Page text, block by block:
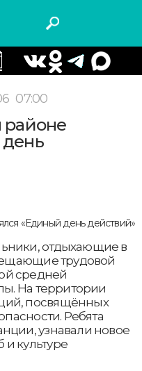
07:00
районе
отдыхающие в
трудовой
средней
На территории
посвящённых
Ребята
узнавали новое
культуре